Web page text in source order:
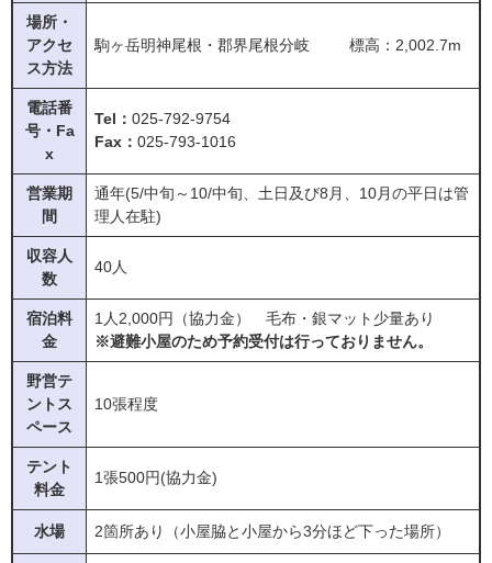
場所・
アクセ
ス方法
駒ヶ岳明神尾根・郡界尾根分岐 標高：2,002.7m
電話番
号・Fa
x
Tel： 025-792-9754
Fax： 025-793-1016
営業期
間
通年(5/中旬～10/中旬、土日及び8月、10月の平日は管
理人在駐)
収容人
数
40人
宿泊料
金
1人2,000円（協力金） 毛布・銀マット少量あり
※避難小屋のため予約受付は行っておりません。
野営テ
ントス
ペース
10張程度
テント
料金
1張500円(協力金)
水場 2箇所あり（小屋脇と小屋から3分ほど下った場所）